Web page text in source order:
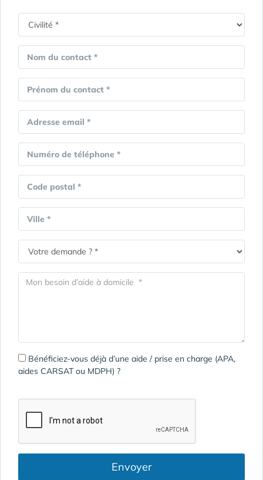
Nom du contact *
Prénom du contact *
Adresse email *
Numéro de téléphone *
Code postal *
Ville *
Bénéficiez-vous déjà d’une aide / prise en charge (APA,
aides CARSAT ou MDPH) ?
Envoyer